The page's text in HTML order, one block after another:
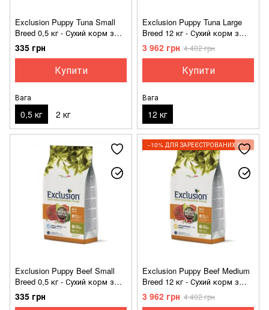
Exclusion Puppy Tuna Small
Breed 0,5 кг - Сухий корм з
тунцем для цуценят дрібних
порід
335 грн
Купити
Вага
0,5 кг 2 кг
Exclusion Puppy Tuna Large
Breed 12 кг - Сухий корм з
тунцем для цуценят великих
порід
3 962 грн 4 402 грн
Купити
Вага
12 кг
Exclusion Puppy Beef Small
Breed 0,5 кг - Сухий корм з
яловичиною для цуценят
дрібних порід
335 грн
−10% ДЛЯ ЗАРЕЄСТРОВАНИХ КЛІЄНТІВ
Exclusion Puppy Beef Medium
Breed 12 кг - Сухий корм з
яловичиною для цуценят
середніх порід
3 962 грн 4 402 грн